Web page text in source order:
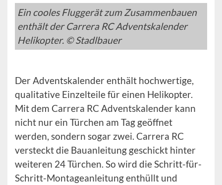
Ein cooles Fluggerät zum Zusammenbauen
enthält der Carrera RC Adventskalender
Helikopter. © Stadlbauer
Der Adventskalender enthält hochwertige,
qualitative Einzelteile für einen Helikopter.
Mit dem Carrera RC Adventskalender kann
nicht nur ein Türchen am Tag geöffnet
werden, sondern sogar zwei. Carrera RC
versteckt die Bauanleitung geschickt hinter
weiteren 24 Türchen. So wird die Schritt-für-
Schritt-Montageanleitung enthüllt und